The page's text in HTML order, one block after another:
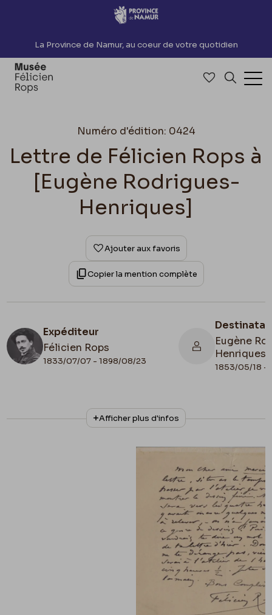
Accèder directement au contenu
La Province de Namur, au coeur de votre quotidien
Accéder à
Numéro d'édition: 0424
Lettre de Félicien Rops à
[Eugène Rodrigues-
Henriques]
Ajouter aux favoris
Copier la mention complète
Expéditeur
Félicien Rops
1833/07/07 - 1898/08/23
Eugène
Henriques
1853/05/18 -
N° d'inventaire
Amis/RAM/129
Collationnage
Autographe
Cachet d'envoi
Belgique, Province de Namur, musée Félicien
Rops, Les Amis du Musée Félicien Rops
Afficher plus d'infos